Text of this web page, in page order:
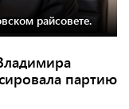
райсовете.
партию